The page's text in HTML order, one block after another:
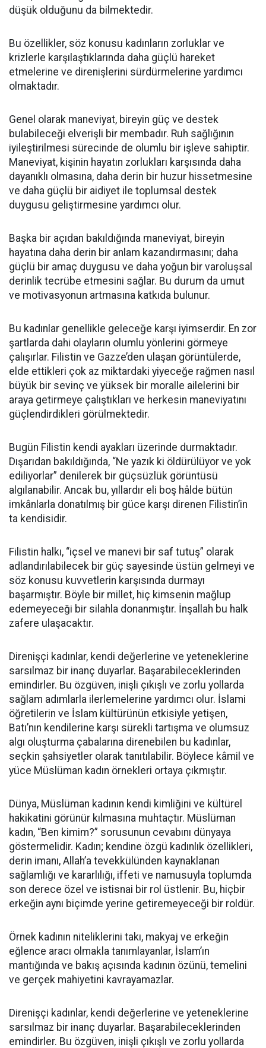
düşük olduğunu da bilmektedir.
Bu özellikler, söz konusu kadınların zorluklar ve
krizlerle karşılaştıklarında daha güçlü hareket
etmelerine ve direnişlerini sürdürmelerine yardımcı
olmaktadır.
Genel olarak maneviyat, bireyin güç ve destek
bulabileceği elverişli bir membadır. Ruh sağlığının
iyileştirilmesi sürecinde de olumlu bir işleve sahiptir.
Maneviyat, kişinin hayatın zorlukları karşısında daha
dayanıklı olmasına, daha derin bir huzur hissetmesine
ve daha güçlü bir aidiyet ile toplumsal destek
duygusu geliştirmesine yardımcı olur.
Başka bir açıdan bakıldığında maneviyat, bireyin
hayatına daha derin bir anlam kazandırmasını; daha
güçlü bir amaç duygusu ve daha yoğun bir varoluşsal
derinlik tecrübe etmesini sağlar. Bu durum da umut
ve motivasyonun artmasına katkıda bulunur.
Bu kadınlar genellikle geleceğe karşı iyimserdir. En zor
şartlarda dahi olayların olumlu yönlerini görmeye
çalışırlar. Filistin ve Gazze’den ulaşan görüntülerde,
elde ettikleri çok az miktardaki yiyeceğe rağmen nasıl
büyük bir sevinç ve yüksek bir moralle ailelerini bir
araya getirmeye çalıştıkları ve herkesin maneviyatını
güçlendirdikleri görülmektedir.
Bugün Filistin kendi ayakları üzerinde durmaktadır.
Dışarıdan bakıldığında, “Ne yazık ki öldürülüyor ve yok
ediliyorlar” denilerek bir güçsüzlük görüntüsü
algılanabilir. Ancak bu, yıllardır eli boş hâlde bütün
imkânlarla donatılmış bir güce karşı direnen Filistin’in
ta kendisidir.
Filistin halkı, “içsel ve manevi bir saf tutuş” olarak
adlandırılabilecek bir güç sayesinde üstün gelmeyi ve
söz konusu kuvvetlerin karşısında durmayı
başarmıştır. Böyle bir millet, hiç kimsenin mağlup
edemeyeceği bir silahla donanmıştır. İnşallah bu halk
zafere ulaşacaktır.
Direnişçi kadınlar, kendi değerlerine ve yeteneklerine
sarsılmaz bir inanç duyarlar. Başarabileceklerinden
emindirler. Bu özgüven, inişli çıkışlı ve zorlu yollarda
sağlam adımlarla ilerlemelerine yardımcı olur. İslami
öğretilerin ve İslam kültürünün etkisiyle yetişen,
Batı’nın kendilerine karşı sürekli tartışma ve olumsuz
algı oluşturma çabalarına direnebilen bu kadınlar,
seçkin şahsiyetler olarak tanıtılabilir. Böylece kâmil ve
yüce Müslüman kadın örnekleri ortaya çıkmıştır.
Dünya, Müslüman kadının kendi kimliğini ve kültürel
hakikatini görünür kılmasına muhtaçtır. Müslüman
kadın, “Ben kimim?” sorusunun cevabını dünyaya
göstermelidir. Kadın; kendine özgü kadınlık özellikleri,
derin imanı, Allah’a tevekkülünden kaynaklanan
sağlamlığı ve kararlılığı, iffeti ve namusuyla toplumda
son derece özel ve istisnai bir rol üstlenir. Bu, hiçbir
erkeğin aynı biçimde yerine getiremeyeceği bir roldür.
Örnek kadının niteliklerini takı, makyaj ve erkeğin
eğlence aracı olmakla tanımlayanlar, İslam’ın
mantığında ve bakış açısında kadının özünü, temelini
ve gerçek mahiyetini kavrayamazlar.
Direnişçi kadınlar, kendi değerlerine ve yeteneklerine
sarsılmaz bir inanç duyarlar. Başarabileceklerinden
emindirler. Bu özgüven, inişli çıkışlı ve zorlu yollarda